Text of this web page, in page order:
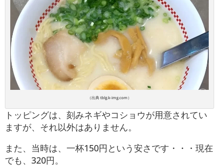
（出典 tblg.k-img.com）
トッピングは、刻みネギやコショウが用意されてい
ますが、それ以外はありません。
また、当時は、一杯150円という安さです・・・現在
でも、320円。